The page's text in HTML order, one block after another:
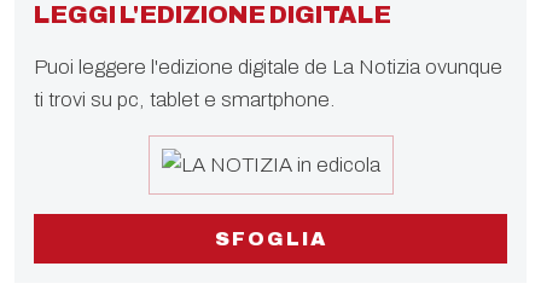
LEGGI L'EDIZIONE DIGITALE
Puoi leggere l'edizione digitale de La Notizia ovunque
ti trovi su pc, tablet e smartphone.
SFOGLIA